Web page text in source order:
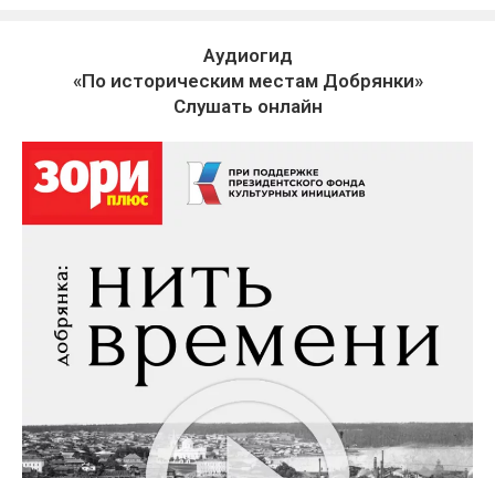
Аудиогид
«По историческим местам Добрянки»
Слушать онлайн